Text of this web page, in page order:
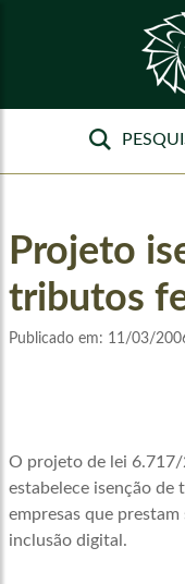
Projeto
tributos
Publicado em: 11/03/
O projeto de lei 6.717/
estabelece isenção
empresas que
inclusão digital.